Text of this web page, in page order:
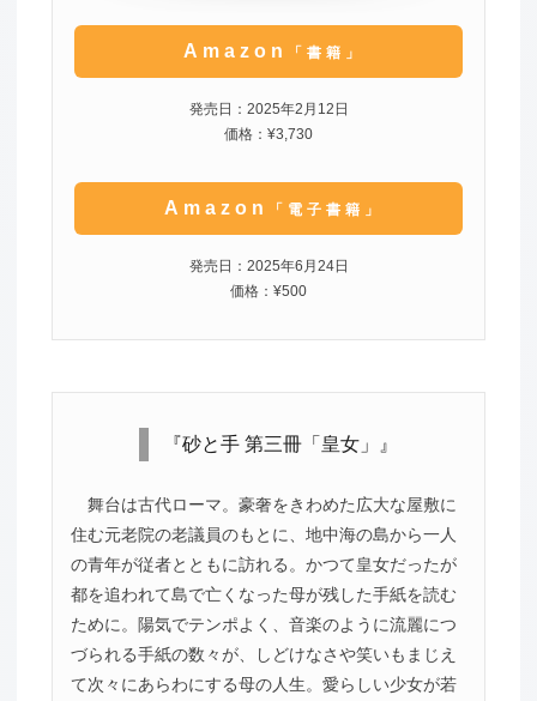
Amazon 「書籍」
発売日：2025年2月12日
価格：¥3,730
Amazon 「電子書籍」
発売日：2025年6月24日
価格：¥500
『砂と手 第三冊「皇女」』
舞台は古代ローマ。豪奢をきわめた広大な屋敷に
住む元老院の老議員のもとに、地中海の島から一人
の青年が従者とともに訪れる。かつて皇女だったが
都を追われて島で亡くなった母が残した手紙を読む
ために。陽気でテンポよく、音楽のように流麗につ
づられる手紙の数々が、しどけなさや笑いもまじえ
て次々にあらわにする母の人生。愛らしい少女が若